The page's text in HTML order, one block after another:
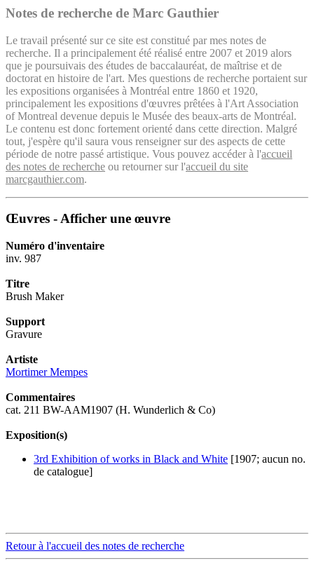
Notes de recherche de Marc Gauthier
Le travail présenté sur ce site est constitué par mes notes de
recherche. Il a principalement été réalisé entre 2007 et 2019 alors
que je poursuivais des études de baccalauréat, de maîtrise et de
doctorat en histoire de l'art. Mes questions de recherche portaient sur
les expositions organisées à Montréal entre 1860 et 1920,
principalement les expositions d'œuvres prêtées à l'Art Association
of Montreal devenue depuis le Musée des beaux-arts de Montréal.
Le contenu est donc fortement orienté dans cette direction. Malgré
tout, j'espère qu'il saura vous renseigner sur des aspects de cette
période de notre passé artistique. Vous pouvez accéder à l'accueil
des notes de recherche ou retourner sur l'accueil du site
marcgauthier.com.
Œuvres - Afficher une œuvre
Numéro d'inventaire
inv. 987
Titre
Brush Maker
Support
Gravure
Artiste
Mortimer Mempes
Commentaires
cat. 211 BW-AAM1907 (H. Wunderlich & Co)
Exposition(s)
3rd Exhibition of works in Black and White [1907; aucun no.
de catalogue]
Retour à l'accueil des notes de recherche